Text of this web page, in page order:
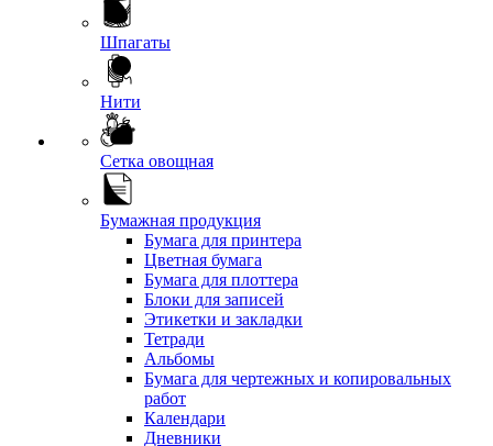
Шпагаты
Нити
Сетка овощная
Бумажная продукция
Бумага для принтера
Цветная бумага
Бумага для плоттера
Блоки для записей
Этикетки и закладки
Тетради
Альбомы
Бумага для чертежных и копировальных
работ
Календари
Дневники